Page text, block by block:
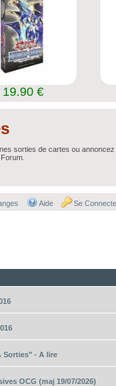
19.90 €
sorties de cartes ou
Aide Se
Sorties" - A lire
OCG (maj 19/07/2026)